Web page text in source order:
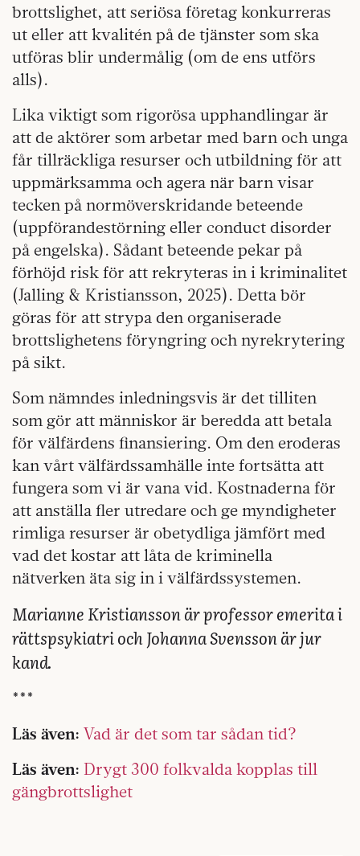
brottslighet, att seriösa företag konkurreras
ut eller att kvalitén på de tjänster som ska
utföras blir undermålig (om de ens utförs
alls).
Lika viktigt som rigorösa upphandlingar är
att de aktörer som arbetar med barn och unga
får tillräckliga resurser och utbildning för att
uppmärksamma och agera när barn visar
tecken på normöverskridande beteende
(uppförandestörning eller conduct disorder
på engelska). Sådant beteende pekar på
förhöjd risk för att rekryteras in i kriminalitet
(Jalling & Kristiansson, 2025). Detta bör
göras för att strypa den organiserade
brottslighetens föryngring och nyrekrytering
på sikt.
Som nämndes inledningsvis är det tilliten
som gör att människor är beredda att betala
för välfärdens finansiering. Om den eroderas
kan vårt välfärdssamhälle inte fortsätta att
fungera som vi är vana vid. Kostnaderna för
att anställa fler utredare och ge myndigheter
rimliga resurser är obetydliga jämfört med
vad det kostar att låta de kriminella
nätverken äta sig in i välfärdssystemen.
Marianne Kristiansson är professor emerita i
rättspsykiatri och Johanna Svensson är jur
kand.
***
Läs även: Vad är det som tar sådan tid?
Läs även: Drygt 300 folkvalda kopplas till
gängbrottslighet